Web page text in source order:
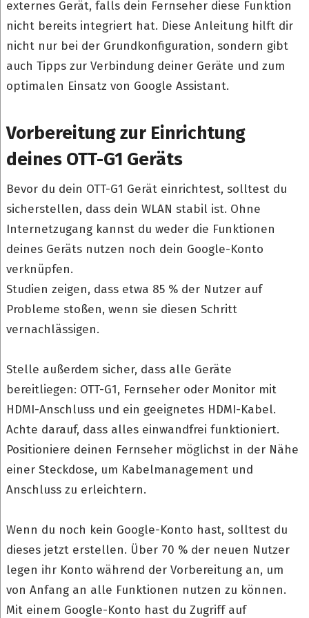
externes Gerät, falls dein Fernseher diese Funktion
nicht bereits integriert hat. Diese Anleitung hilft dir
nicht nur bei der Grundkonfiguration, sondern gibt
auch Tipps zur Verbindung deiner Geräte und zum
optimalen Einsatz von Google Assistant.
Vorbereitung zur Einrichtung
deines OTT-G1 Geräts
Bevor du dein OTT-G1 Gerät einrichtest, solltest du
sicherstellen, dass dein WLAN stabil ist. Ohne
Internetzugang kannst du weder die Funktionen
deines Geräts nutzen noch dein Google-Konto
verknüpfen.
Studien zeigen, dass etwa 85 % der Nutzer auf
Probleme stoßen, wenn sie diesen Schritt
vernachlässigen.
Stelle außerdem sicher, dass alle Geräte
bereitliegen: OTT-G1, Fernseher oder Monitor mit
HDMI-Anschluss und ein geeignetes HDMI-Kabel.
Achte darauf, dass alles einwandfrei funktioniert.
Positioniere deinen Fernseher möglichst in der Nähe
einer Steckdose, um Kabelmanagement und
Anschluss zu erleichtern.
Wenn du noch kein Google-Konto hast, solltest du
dieses jetzt erstellen. Über 70 % der neuen Nutzer
legen ihr Konto während der Vorbereitung an, um
von Anfang an alle Funktionen nutzen zu können.
Mit einem Google-Konto hast du Zugriff auf